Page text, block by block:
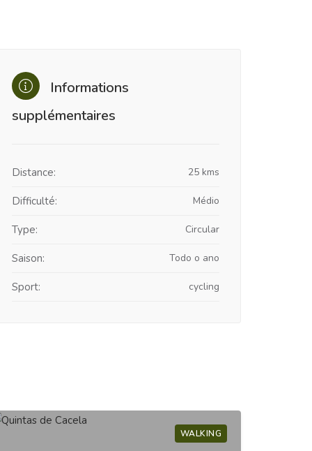
Informations
supplémentaires
Distance: 25 kms
Difficulté: Médio
Type: Circular
Saison: Todo o ano
Sport: cycling
WALKING